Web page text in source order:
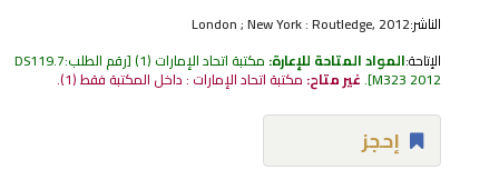
الناشر:London ; New York : Routledge, 2012
الإتاحة:المواد المتاحة للإعارة: مكتبة اتحاد الإمارات (1) رقم الطلب:DS119.7
M323 2012
.غير متاح: مكتبة اتحاد الإمارات : داخل المكتبة فقط(1).
إحجز